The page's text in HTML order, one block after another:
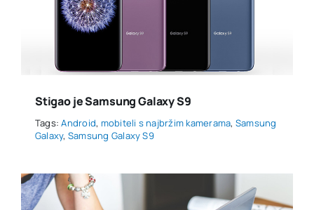
Stigao je Samsung Galaxy S9
Tags:Android, mobiteli s najbržim kamerama, Samsung
Galaxy, Samsung Galaxy S9